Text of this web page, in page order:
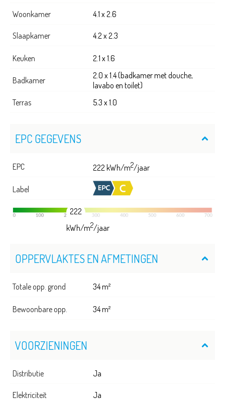
Woonkamer 4.1 x 2.6
Slaapkamer 4.2 x 2.3
Keuken 2.1 x 1.6
Badkamer
2.0 x 1.4 (badkamer met douche,
lavabo en toilet)
Terras
5.3 x 1.0
EPC GEGEVENS
EPC 222 kWh/m2/jaar
Label
222
kWh/m2/jaar
OPPERVLAKTES EN AFMETINGEN
Totale opp. grond 34 m²
Bewoonbare opp. 34 m²
VOORZIENINGEN
Distributie Ja
Elektriciteit Ja